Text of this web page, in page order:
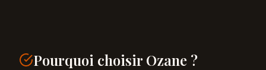
Pourquoi choisir Ozane ?